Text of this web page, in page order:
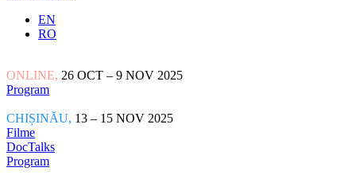
EN
RO
ONLINE, 26 OCT – 9 NOV 2025
Program
CHIȘINĂU, 13 – 15 NOV 2025
Filme
DocTalks
Program